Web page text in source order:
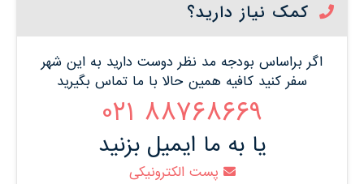
کمک نیاز دارید؟
اگر براساس بودجه مد نظر دوست دارید به این شهر
سفر کنید کافیه همین حالا با ما تماس بگیرید
88768669 021
یا به ما ایمیل بزنید
پست الکترونیکی